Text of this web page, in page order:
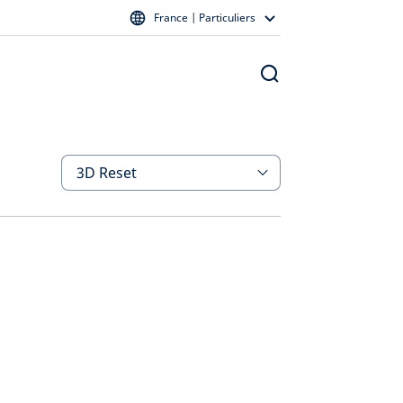
France | Particuliers
3D Reset